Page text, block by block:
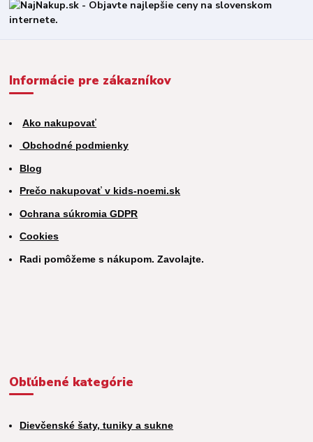
Informácie pre zákazníkov
Ako nakupovať
Obchodné podmienky
Blog
Prečo nakupovať v kids-noemi.sk
Ochrana súkromia GDPR
Cookies
Radi pomôžeme s nákupom. Zavolajte.
Obľúbené kategórie
Dievčenské šaty, tuniky a sukne